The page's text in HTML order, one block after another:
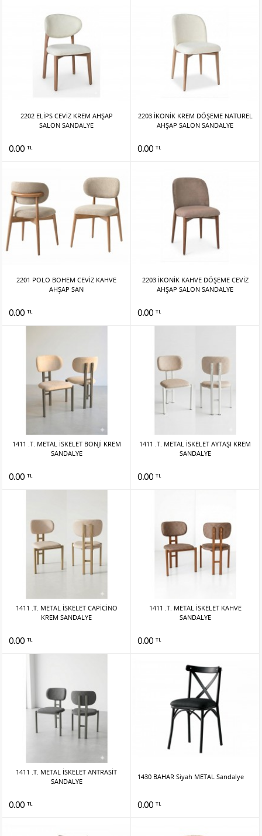
2202 ELİPS CEVİZ KREM AHŞAP
SALON SANDALYE
0.00 TL
2203 İKONİK KREM DÖŞEME NATUREL
AHŞAP SALON SANDALYE
0.00 TL
2201 POLO BOHEM CEVİZ KAHVE
AHŞAP SAN
0.00 TL
2203 İKONİK KAHVE DÖŞEME CEVİZ
AHŞAP SALON SANDALYE
0.00 TL
1411 .T. METAL İSKELET BONJİ KREM
SANDALYE
0.00 TL
1411 .T. METAL İSKELET AYTAŞI KREM
SANDALYE
0.00 TL
1411 .T. METAL İSKELET CAPİCİNO
KREM SANDALYE
0.00 TL
1411 .T. METAL İSKELET KAHVE
SANDALYE
0.00 TL
1411 .T. METAL İSKELET ANTRASİT
SANDALYE
0.00 TL
1430 BAHAR Siyah METAL Sandalye
0.00 TL